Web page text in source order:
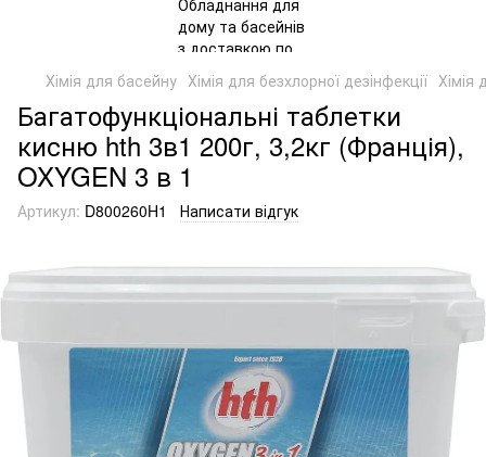
Хімія для басейну Хімія для безхлорної дезінфекції Хімія
Багатофункціональні таблетки
кисню hth 3в1 200г, 3,2кг (Франція),
OXYGEN 3 в 1
Артикул: D800260H1 Написати відгук